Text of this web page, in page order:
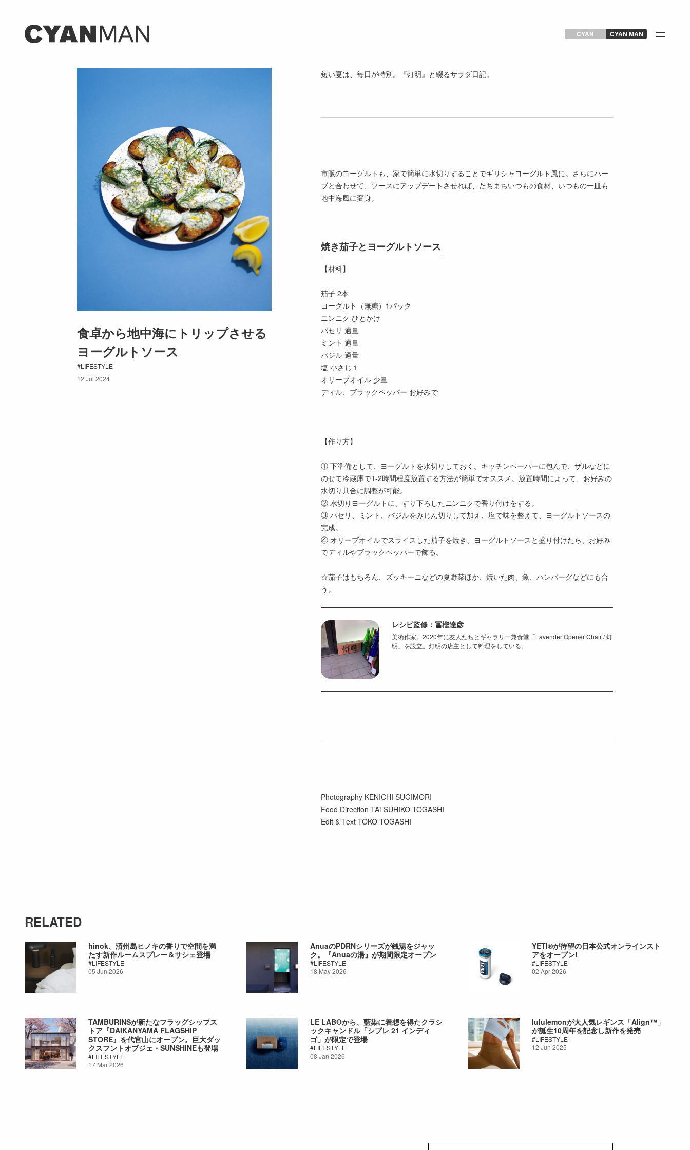
CYAN CYAN MAN
食卓から地中海にトリップさせる
ヨーグルトソース
LIFESTYLE
12 Jul 2024
短い夏は、毎日が特別。『灯明』と綴るサラダ日記。
市販のヨーグルトも、家で簡単に水切りすることでギリシャヨーグルト風に。さらにハー
ブと合わせて、ソースにアップデートさせれば、たちまちいつもの食材、いつもの一皿も
地中海風に変身。
焼き茄子とヨーグルトソース
【材料】
茄子 2本
ヨーグルト（無糖）1パック
ニンニク ひとかけ
パセリ 適量
ミント 適量
バジル 適量
塩 小さじ１
オリーブオイル 少量
ディル、ブラックペッパー お好みで
【作り方】
① 下準備として、ヨーグルトを水切りしておく。キッチンペーパーに包んで、ザルなどに
のせて冷蔵庫で1-2時間程度放置する方法が簡単でオススメ。放置時間によって、お好みの
水切り具合に調整が可能。
② 水切りヨーグルトに、すり下ろしたニンニクで香り付けをする。
③ パセリ、ミント、バジルをみじん切りして加え、塩で味を整えて、ヨーグルトソースの
完成。
④ オリーブオイルでスライスした茄子を焼き、ヨーグルトソースと盛り付けたら、お好み
でディルやブラックペッパーで飾る。
☆茄子はもちろん、ズッキーニなどの夏野菜ほか、焼いた肉、魚、ハンバーグなどにも合
う。
レシピ監修：冨樫達彦
美術作家。2020年に友人たちとギャラリー兼食堂「Lavender Opener Chair / 灯
明」を設立。灯明の店主として料理をしている。
Photography KENICHI SUGIMORI
Food Direction TATSUHIKO TOGASHI
Edit & Text TOKO TOGASHI
RELATED
hinok、済州島ヒノキの香りで空間を満
たす新作ルームスプレー＆サシェ登場
LIFESTYLE
05 Jun 2026
AnuaのPDRNシリーズが銭湯をジャッ
ク。『Anuaの湯』が期間限定オープン
LIFESTYLE
18 May 2026
YETI®が待望の日本公式オンラインスト
アをオープン!
LIFESTYLE
02 Apr 2026
TAMBURINSが新たなフラッグシップス
トア『DAIKANYAMA FLAGSHIP
STORE』を代官山にオープン。巨大ダッ
クスフントオブジェ・SUNSHINEも登場
LIFESTYLE
17 Mar 2026
LE LABOから、藍染に着想を得たクラシ
ックキャンドル「シプレ 21 インディ
ゴ」が限定で登場
LIFESTYLE
08 Jan 2026
lululemonが大人気レギンス「Align™」
が誕生10周年を記念し新作を発売
LIFESTYLE
12 Jun 2025